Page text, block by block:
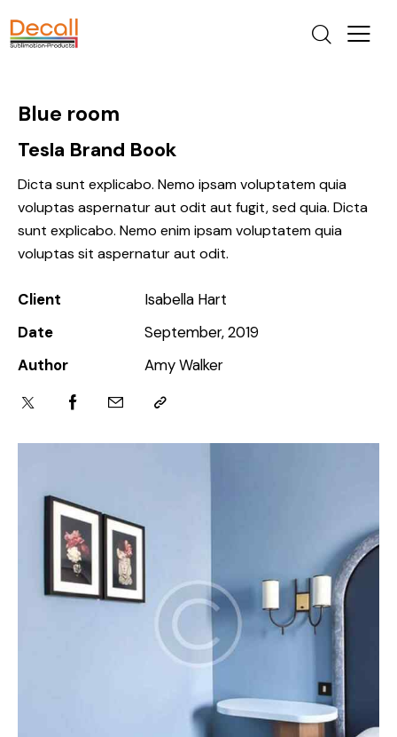
Blue room
Tesla Brand Book
Dicta sunt explicabo. Nemo ipsam voluptatem quia
voluptas aspernatur aut odit aut fugit, sed quia. Dicta
sunt explicabo. Nemo enim ipsam voluptatem quia
voluptas sit aspernatur aut odit.
Client
Isabella Hart
Date
September, 2019
Author
Amy Walker